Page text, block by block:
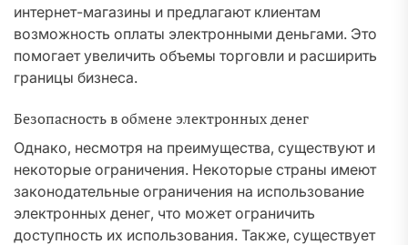
интернет-магазины и предлагают клиентам
возможность оплаты электронными деньгами. Это
помогает увеличить объемы торговли и расширить
границы бизнеса.
Безопасность в обмене электронных денег
Однако, несмотря на преимущества, существуют и
некоторые ограничения. Некоторые страны имеют
законодательные ограничения на использование
электронных денег, что может ограничить
доступность их использования. Также, существует